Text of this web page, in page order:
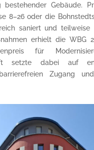
bestehender Gebäude.
8–26 oder die
saniert und teilweise
erhielt die WBG
für
setzte dabei auf
Zugang